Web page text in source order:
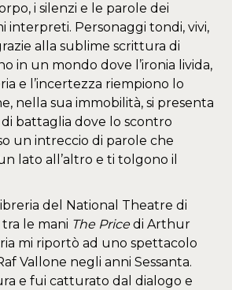
i silenzi e le parole dei
interpreti. Personaggi tondi, vivi,
alla sublime scrittura di
in un mondo dove l’ironia livida,
e l’incertezza riempiono lo
nella sua immobilità, si presenta
battaglia dove lo scontro
un intreccio di parole che
lato all’altro e ti tolgono il
del National Theatre di
le mani The Pricedi Arthur
mi riportò ad uno spettacolo
Vallone negli anni Sessanta.
e fui catturato dal dialogo e